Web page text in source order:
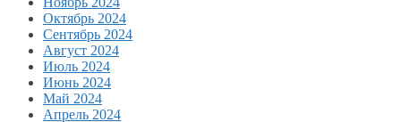
Октябрь 2024
Сентябрь 2024
Август 2024
Июль 2024
Июнь 2024
Май 2024
Апрель 2024